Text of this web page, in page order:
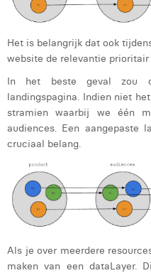
Het is belangrijk dat ook
website de relevantie prioritair
In het beste geval zou
landingspagina. Indien niet
stramien waarbij we één
audiences. Een aangepaste
cruciaal belang.
Als je over meerdere
maken van een dataLayer.